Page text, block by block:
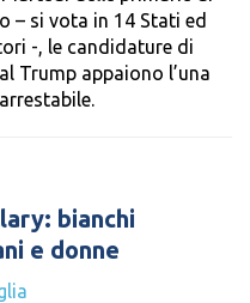
– si vota in 14 Stati ed
-, le candidature di
Trump appaiono l’una
bianchi
e donne